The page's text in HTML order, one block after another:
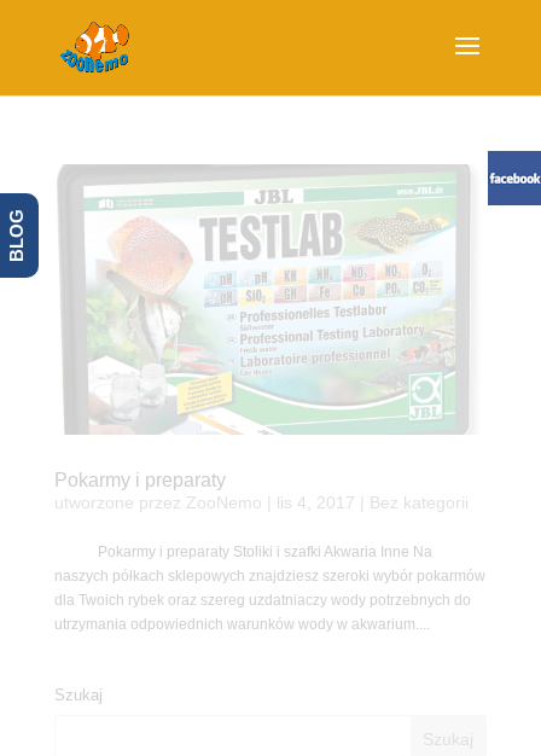
Pokarmy i preparaty
utworzone przez ZooNemo lis 4, 2017 | Bez kategorii
Pokarmy i preparaty Stoliki i szafki Akwaria Inne Na
naszych półkach sklepowych znajdziesz szeroki wybór pokarmów
dla Twoich rybek oraz szereg uzdatniaczy wody potrzebnych do
utrzymania odpowiednich warunków wody w akwarium....
Szukaj
BLOG